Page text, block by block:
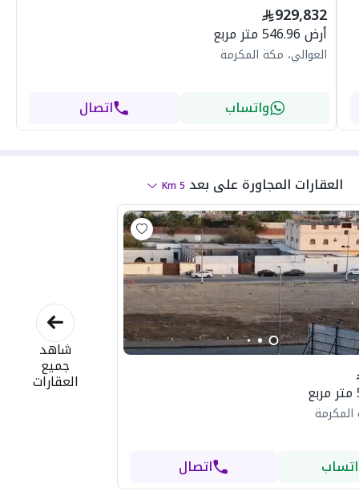
929,832
أرض 546.96 متر مربع
العوالي، مكة المكرمة
واتساب اتصال
العقارات المجاورة على بعد 5
Km
المكرمة
اتصال
شاهد
جميع
العقارات